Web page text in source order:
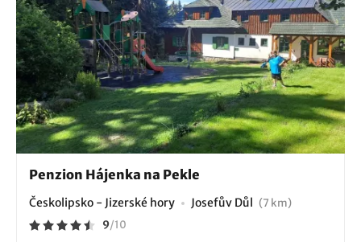
Penzion Hájenka na Pekle
Českolipsko - Jizerské hory Josefův Důl (7 km)
9/10